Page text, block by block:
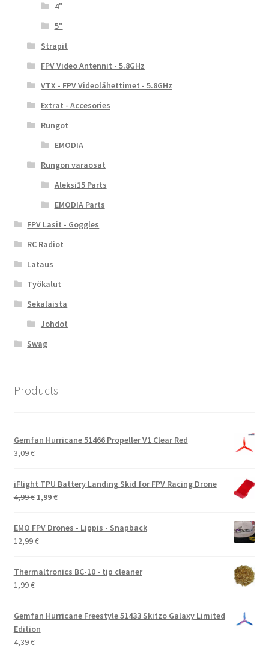
4"
5"
Strapit
FPV Video Antennit - 5.8GHz
VTX - FPV Videolähettimet - 5.8GHz
Extrat - Accesories
Rungot
EMODIA
Rungon varaosat
Aleksi15 Parts
EMODIA Parts
FPV Lasit - Goggles
RC Radiot
Lataus
Työkalut
Sekalaista
Johdot
Swag
Products
Gemfan Hurricane 51466 Propeller V1 Clear Red
3,09€
iFlight TPU Battery Landing Skid for FPV Racing Drone
4,99€ Alkuperäinen
oli:
4,99 €.
1,99€Nykyinen
EMO FPV Drones - Lippis - Snapback
12,99€
Thermaltronics BC-10 - tip cleaner
1,99€
Gemfan Hurricane Freestyle 51433 Skitzo Galaxy Limited
Edition
4,39€